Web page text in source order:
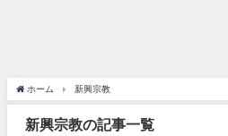
ホーム 新興宗教
新興宗教の記事一覧